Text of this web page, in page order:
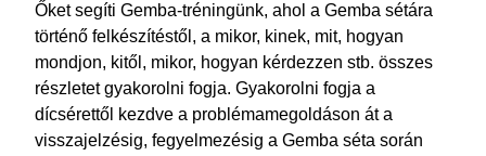
Őket segíti Gemba-tréningünk, ahol a Gemba sétára
történő felkészítéstől, a mikor, kinek, mit, hogyan
mondjon, kitől, mikor, hogyan kérdezzen stb. összes
részletet gyakorolni fogja. Gyakorolni fogja a
dícsérettől kezdve a problémamegoldáson át a
visszajelzésig, fegyelmezésig a Gemba séta során